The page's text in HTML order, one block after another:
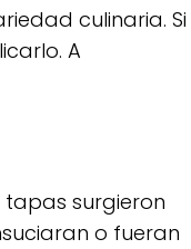
culinaria. Si
A
surgieron
o fueran